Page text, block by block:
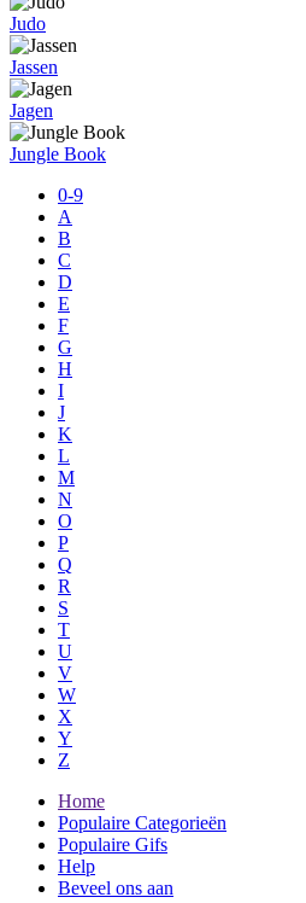
Judo
Jassen
Jagen
Jungle Book
0-9
A
B
C
D
E
F
G
H
I
J
K
L
M
N
O
P
Q
R
S
T
U
V
W
X
Y
Z
Home
Populaire Categorieën
Populaire Gifs
Help
Beveel ons aan